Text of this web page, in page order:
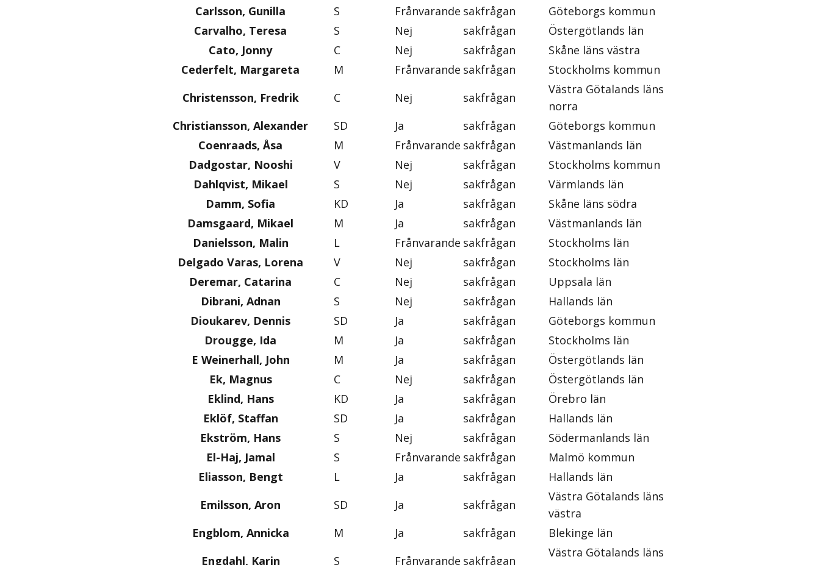
Carlsson, Gunilla
S Frånvarande sakfrågan
Göteborgs kommun
Carvalho, Teresa
S Nej sakfrågan
Östergötlands län
Cato, Jonny
C Nej sakfrågan
Skåne läns västra
Cederfelt, Margareta
M Frånvarande sakfrågan
Stockholms kommun
Christensson, Fredrik
C Nej sakfrågan
Västra Götalands läns
norra
Christiansson, Alexander
SD Ja sakfrågan
Göteborgs kommun
Coenraads, Åsa
M Frånvarande sakfrågan
Västmanlands län
Dadgostar, Nooshi
V Nej sakfrågan
Stockholms kommun
Dahlqvist, Mikael
S Nej sakfrågan
Värmlands län
Damm, Sofia
KD Ja sakfrågan
Skåne läns södra
Damsgaard, Mikael
M Ja sakfrågan
Västmanlands län
Danielsson, Malin
L Frånvarande sakfrågan
Stockholms län
Delgado Varas, Lorena
V Nej sakfrågan
Stockholms län
Deremar, Catarina
C Nej sakfrågan
Uppsala län
Dibrani, Adnan
S Nej sakfrågan
Hallands län
Dioukarev, Dennis
SD Ja sakfrågan
Göteborgs kommun
Drougge, Ida
M Ja sakfrågan
Stockholms län
E Weinerhall, John
M Ja sakfrågan
Östergötlands län
Ek, Magnus
C Nej sakfrågan
Östergötlands län
Eklind, Hans
KD Ja sakfrågan
Örebro län
Eklöf, Staffan
SD Ja sakfrågan
Hallands län
Ekström, Hans
S Nej sakfrågan
Södermanlands län
El-Haj, Jamal
S Frånvarande sakfrågan
Malmö kommun
Eliasson, Bengt
L Ja sakfrågan
Hallands län
Emilsson, Aron
SD Ja sakfrågan
Västra Götalands läns
västra
Engblom, Annicka
M Ja sakfrågan
Blekinge län
Engdahl, Karin
S Frånvarande sakfrågan
Västra Götalands läns